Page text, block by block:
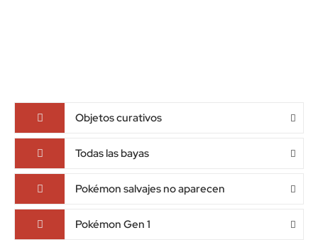
Objetos curativos
Todas las bayas
Pokémon salvajes no aparecen
Pokémon Gen 1